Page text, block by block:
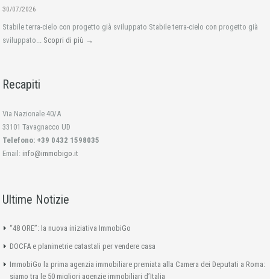
30/07/2026
Stabile terra-cielo con progetto già sviluppato Stabile terra-cielo con progetto già
sviluppato... Scopri di più →
Recapiti
Via Nazionale 40/A
33101 Tavagnacco UD
Telefono: +39 0432 1598035
Email: info@immobigo.it
Ultime Notizie
“48 ORE”: la nuova iniziativa ImmobiGo
DOCFA e planimetrie catastali per vendere casa
ImmobiGo la prima agenzia immobiliare premiata alla Camera dei Deputati a Roma:
siamo tra le 50 migliori agenzie immobiliari d’Italia